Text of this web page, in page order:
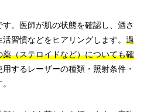
。医師が肌の状態を確認し、酒さ
習慣などをヒアリングします。 過
（ステロイドなど）についても確
するレーザーの種類・照射条件・